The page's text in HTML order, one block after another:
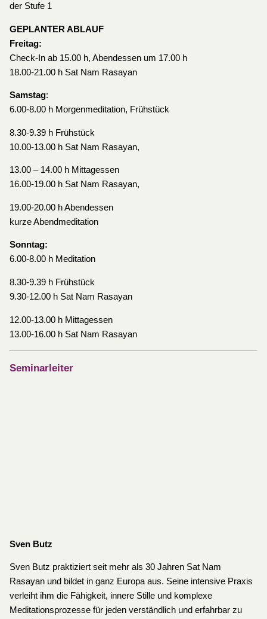
der Stufe 1
GEPLANTER ABLAUF
Freitag:
Check-In ab 15.00 h, Abendessen um 17.00 h
18.00-21.00 h Sat Nam Rasayan
Samstag:
6.00-8.00 h Morgenmeditation, Frühstück
8.30-9.39 h Frühstück
10.00-13.00 h Sat Nam Rasayan,
13.00 – 14.00 h Mittagessen
16.00-19.00 h Sat Nam Rasayan,
19.00-20.00 h Abendessen
kurze Abendmeditation
Sonntag:
6.00-8.00 h Meditation
8.30-9.39 h Frühstück
9.30-12.00 h Sat Nam Rasayan
12.00-13.00 h Mittagessen
13.00-16.00 h Sat Nam Rasayan
Seminarleiter
Sven Butz
Sven Butz praktiziert seit mehr als 30 Jahren Sat Nam
Rasayan und bildet in ganz Europa aus. Seine intensive Praxis
verleiht ihm die Fähigkeit, innere Stille und komplexe
Meditationsprozesse für jeden verständlich und erfahrbar zu